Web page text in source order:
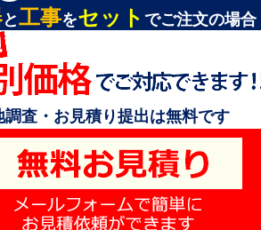
と工事をセット でご注文の場合
調査・お見積り提出は無料です